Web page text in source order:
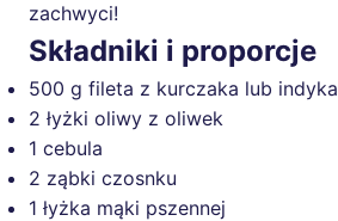
zachwyci!
Składniki i proporcje
500 g fileta z kurczaka lub indyka
2 łyżki oliwy z oliwek
1 cebula
2 ząbki czosnku
1 łyżka mąki pszennej